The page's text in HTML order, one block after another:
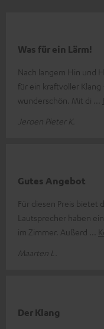
Was für ein Lärm!
Nach langem Hin und
für ein kraftvoller
wunderschön. Mit di
Jeroen Pieter K.
Gutes Angebot
Für diesen Preis bietet
Lautsprecher haben
im Zimmer. Außerd
Maarten L.
Der Klang